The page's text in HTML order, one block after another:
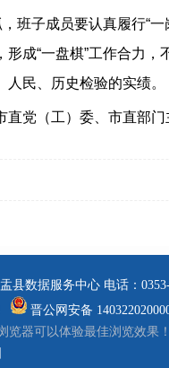
子成员要认真履行“一
成“一盘棋”工作合力
民、历史检验的实绩。
（工）委、市直部门
县数据服务中心 电话：
晋公网安备
览器可以体验最佳浏览效果！